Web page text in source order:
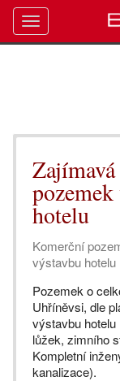
hotelu
Komerční
výstavbu hotelu
Pozemek o
Uhříněvsi, dle
výstavbu
lůžek, zimního
Kompletní
kanalizace).
Toggle
navigation